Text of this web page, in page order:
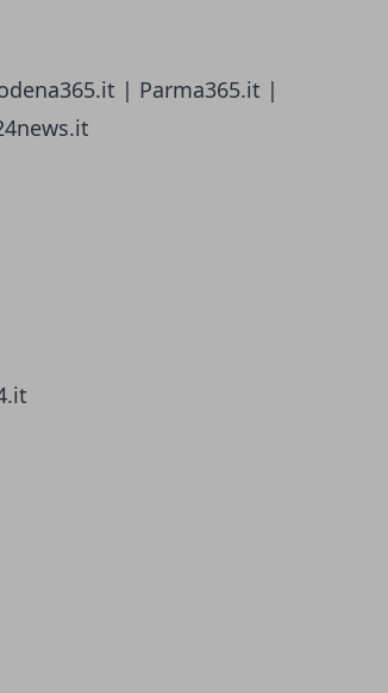
| Parma365.it |